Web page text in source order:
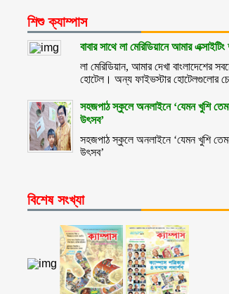
শিশু ক্যাম্পাস
বাবার সাথে লা মেরিডিয়ানে আমার
লা মেরিডিয়ান, আমার দেখা বাংলাদেশের
হোটেল। অন্য ফাইভস্টার হোটেলগুলোর
সহজপাঠ স্কুলে অনলাইনে ‘যেমন খুশি
উৎসব’
সহজপাঠ স্কুলে অনলাইনে ‘যেমন খুশি
উৎসব’
বিশেষ সংখ্যা